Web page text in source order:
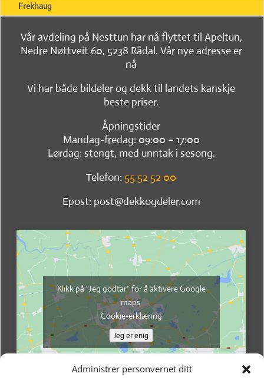
Administrer personvernet ditt
Frekhaug
Vår avdeling på Nesttun har nå flyttet til Apeltun,
Nedre Nøttveit 60, 5238 Rådal. Vår nye adresse er
nå
Vi har både bildeler og dekk til landets kanskje
beste priser.
Åpningstider
Mandag-fredag: 09:00 – 17:00
Lørdag: stengt, med unntak i sesong.
Telefon: 55 52 52 00
Epost: post@dekkogdeler.com
Klikk på "Jeg godtar" for å aktivere Google
maps
Cookie-erklæring
Jeg er enig